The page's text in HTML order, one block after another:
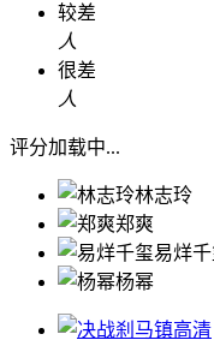
较差
人
很差
人
评分加载中...
林志玲
郑爽
易烊
杨幂
高清